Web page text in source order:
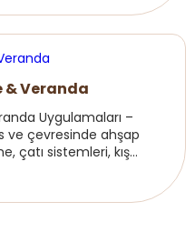
& Veranda
Uygulamaları –
ve çevresinde ahşap
çatı sistemleri, kış